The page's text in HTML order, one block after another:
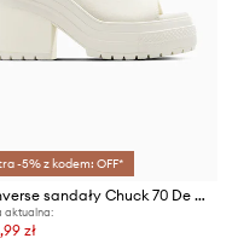
-5% z kodem: OFF*
Converse sandały Chuck 70 De Luxe Heel Nu
aktualna:
zł